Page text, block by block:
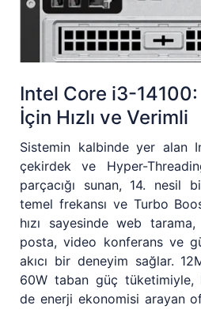
Intel Core i3-
İçin Hızlı ve Verimli
Sistemin kalbinde yer alan
çekirdek ve Hyper-
parçacığı sunan, 14. nesil
temel frekansı ve Turbo
hızı sayesinde web
posta, video konferans ve
akıcı bir deneyim sağlar.
60W taban güç tüketimiyle,
de enerji ekonomisi arayan